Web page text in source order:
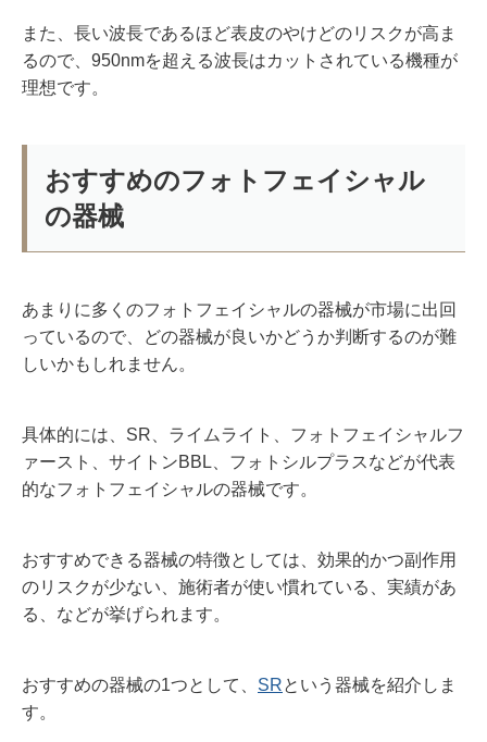
また、長い波長であるほど表皮のやけどのリスクが高ま
るので、 950nmを超える波長はカットされている機種が
理想です。
おすすめのフォトフェイシャル
の器械
あまりに多くのフォトフェイシャルの器械が市場に出回
っているので、どの器械が良いかどうか判断するのが難
しいかもしれません。
具体的には、 SR 、ライムライト、フォトフェイシャルフ
ァースト、サイトンBBL 、フォトシルプラスなどが代表
的なフォトフェイシャルの器械です。
おすすめできる器械の特徴としては、効果的かつ副作用
のリスクが少ない、施術者が使い慣れている、実績があ
る、などが挙げられます。
おすすめの器械の1つとして、 SRという器械を紹介しま
す。